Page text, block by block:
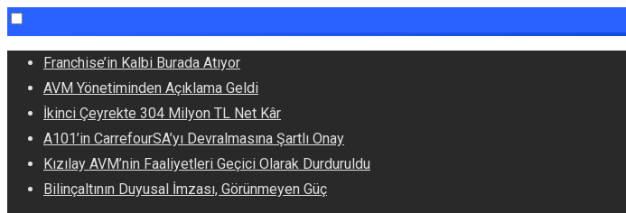
Skip
content
Franchise’in Kalbi Burada Atıyor
AVM Yönetiminden Açıklama Geldi
İkinci Çeyrekte 304 Milyon TL Net Kâr
A101’in CarrefourSA’yı Devralmasına Şartlı Onay
Kızılay AVM’nin Faaliyetleri Geçici Olarak Durduruldu
Bilinçaltının Duyusal İmzası, Görünmeyen Güç